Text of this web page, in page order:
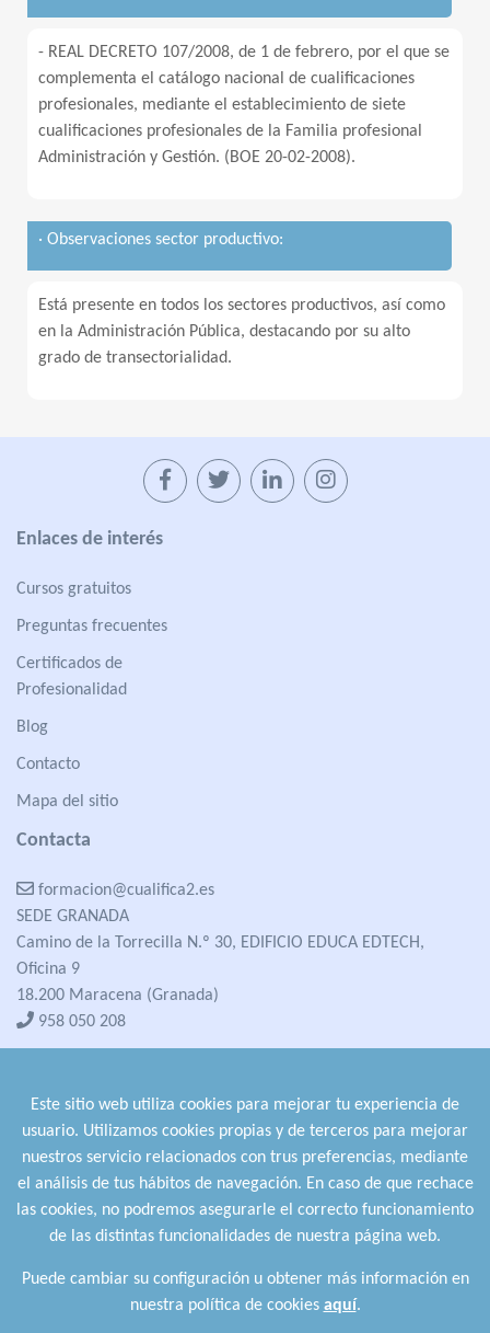
- REAL DECRETO 107/2008, de 1 de febrero, por el que se
complementa el catálogo nacional de cualificaciones
profesionales, mediante el establecimiento de siete
cualificaciones profesionales de la Familia profesional
Administración y Gestión. (BOE 20-02-2008).
· Observaciones sector productivo:
Está presente en todos los sectores productivos, así como
en la Administración Pública, destacando por su alto
grado de transectorialidad.
Enlaces de interés
Cursos gratuitos
Preguntas frecuentes
Certificados de
Profesionalidad
Blog
Contacto
Mapa del sitio
Contacta
formacion@cualifica2.es
SEDE GRANADA
Camino de la Torrecilla N.º 30, EDIFICIO EDUCA EDTECH,
Oficina 9
18.200 Maracena (Granada)
958 050 208
958 991 970
Este sitio web utiliza cookies para mejorar tu experiencia de
usuario. Utilizamos cookies propias y de terceros para mejorar
nuestros servicio relacionados con trus preferencias, mediante
el análisis de tus hábitos de navegación. En caso de que rechace
las cookies, no podremos asegurarle el correcto funcionamiento
de las distintas funcionalidades de nuestra página web.
Puede cambiar su configuración u obtener más información en
nuestra política de cookies aquí.